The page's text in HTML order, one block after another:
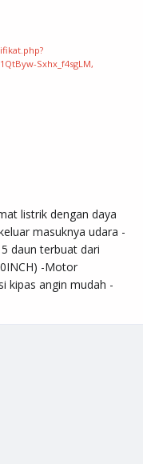
Sxhx_f4sgLM,
listrik dengan daya
masuknya udara -
daun terbuat dari
-Motor
kipas angin mudah -